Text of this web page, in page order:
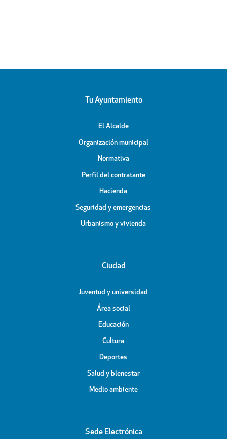
Tu Ayuntamiento
El Alcalde
Organización municipal
Normativa
Perfil del contratante
Hacienda
Seguridad y emergencias
Urbanismo y vivienda
Ciudad
Juventud y universidad
Área social
Educación
Cultura
Deportes
Salud y bienestar
Medio ambiente
Sede Electrónica